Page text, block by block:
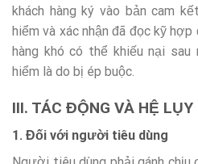
khách hàng ký vào bản cam
hiểm và xác nhận đã đọc kỹ hợp
hàng khó có thể khiếu nại sau
hiểm là do bị ép buộc.
III. TÁC ĐỘNG VÀ HỆ LỤY
1. Đối với người tiêu dùng